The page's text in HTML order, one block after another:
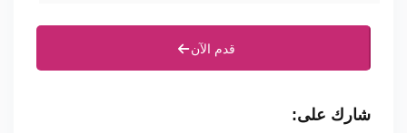
قدم الآن
شارك على: